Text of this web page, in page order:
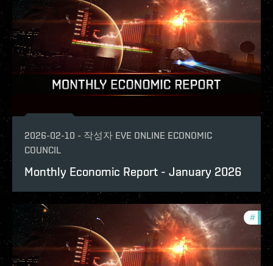
2026-02-10 - 작성자 EVE ONLINE ECONOMIC
COUNCIL
Monthly Economic Report - January 2026
#